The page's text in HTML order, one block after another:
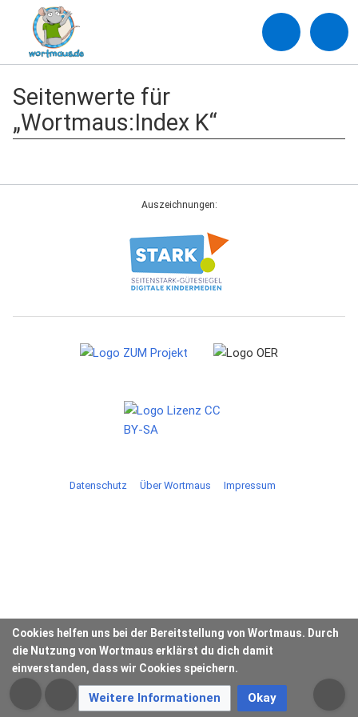
Seitenwerte für
„Wortmaus:Index K“
Cookies helfen uns bei der Bereitstellung von Wortmaus. Durch
die Nutzung von Wortmaus erklärst du dich damit
einverstanden, dass wir Cookies speichern.
Weitere Informationen Okay
Auszeichnungen:
Datenschutz Über Wortmaus Impressum